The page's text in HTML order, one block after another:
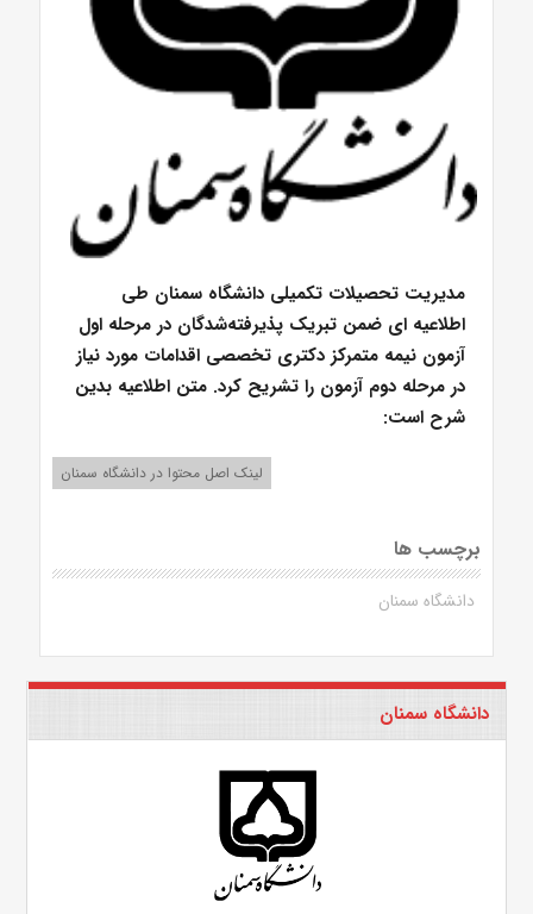
مدیریت تحصیلات تکمیلی دانشگاه سمنان طی
اطلاعیه ای ضمن تبریک پذیرفته‌شدگان در مرحله اول
آزمون نیمه متمرکز دکتری تخصصی اقدامات مورد نیاز
در مرحله دوم آزمون را تشریح کرد. متن اطلاعیه بدین
شرح است:
لینک اصل محتوا در دانشگاه سمنان
برچسب ها
دانشگاه سمنان
دانشگاه سمنان